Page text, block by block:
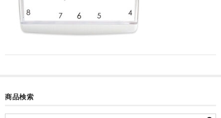
目覚まし時計(個別)
商品検索